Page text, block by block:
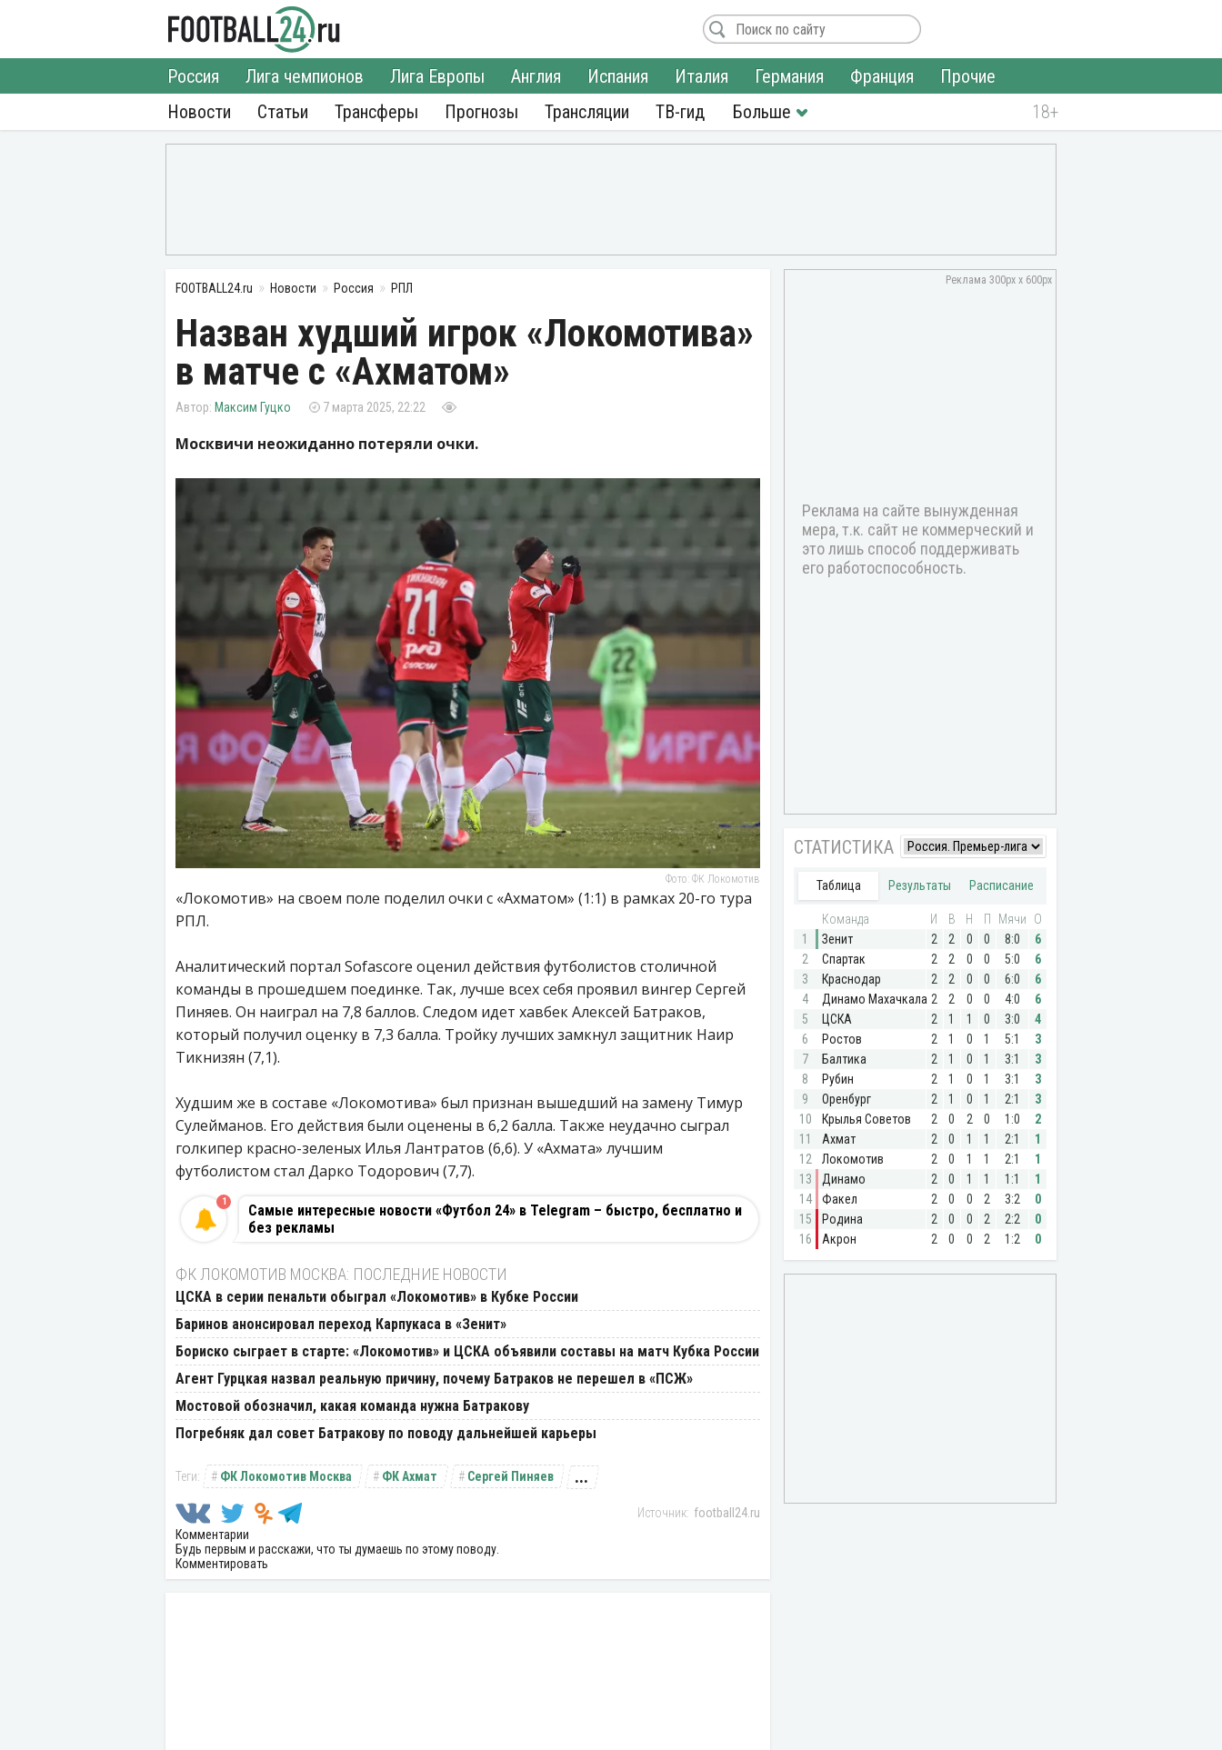
Новости
Россия Лига чемпионов Лига Европы Англия Испания Италия Германия Франция
Прочие
Статьи
Трансферы Прогнозы Трансляции ТВ-гид
FOOTBALL24.ru Новости Россия РПЛ
Назван худший игрок «Локомотива»
в матче с «Ахматом»
Максим Гуцко 7 марта 2025, 22:22
Москвичи неожиданно потеряли очки.
Фото: ФК Локомотив
«Локомотив» на своем поле поделил очки с «Ахматом» (1:1) в рамках 20-го тура
РПЛ.
Аналитический портал Sofascore оценил действия футболистов столичной
команды в прошедшем поединке. Так, лучше всех себя проявил вингер Сергей
Пиняев. Он наиграл на 7,8 баллов. Следом идет хавбек Алексей Батраков,
который получил оценку в 7,3 балла. Тройку лучших замкнул защитник Наир
Тикнизян (7,1).
Худшим же в составе «Локомотива» был признан вышедший на замену Тимур
Сулейманов. Его действия были оценены в 6,2 балла. Также неудачно сыграл
голкипер красно-зеленых Илья Лантратов (6,6). У «Ахмата» лучшим
футболистом стал Дарко Тодорович (7,7).
Самые интересные новости «Футбол 24» в Telegram – быстро, бесплатно и
без рекламы
1
ФК ЛОКОМОТИВ МОСКВА: ПОСЛЕДНИЕ НОВОСТИ
ЦСКА в серии пенальти обыграл «Локомотив» в Кубке России
Баринов анонсировал переход Карпукаса в «Зенит»
Бориско сыграет в старте: «Локомотив» и ЦСКА объявили составы на матч Кубка России
Агент Гурцкая назвал реальную причину, почему Батраков не перешел в «ПСЖ»
Мостовой обозначил, какая команда нужна Батракову
Погребняк дал совет Батракову по поводу дальнейшей карьеры
ФК Локомотив Москва ФК Ахмат Сергей Пиняев ...
football24.ru
Комментарии
Будь первым и расскажи, что ты думаешь по этому поводу.
Комментировать